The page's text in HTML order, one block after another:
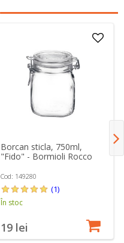
Borcan sticla, 750ml,
"Fido" - Bormioli Rocco
Cod: 149280
(1)
În stoc
19 lei